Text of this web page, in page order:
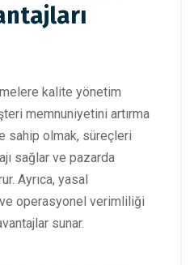
kalite yönetim
memnuniyetini artırma
sahip olmak, süreçleri
sağlar ve pazarda
Ayrıca, yasal
operasyonel verimliliği
sunar.